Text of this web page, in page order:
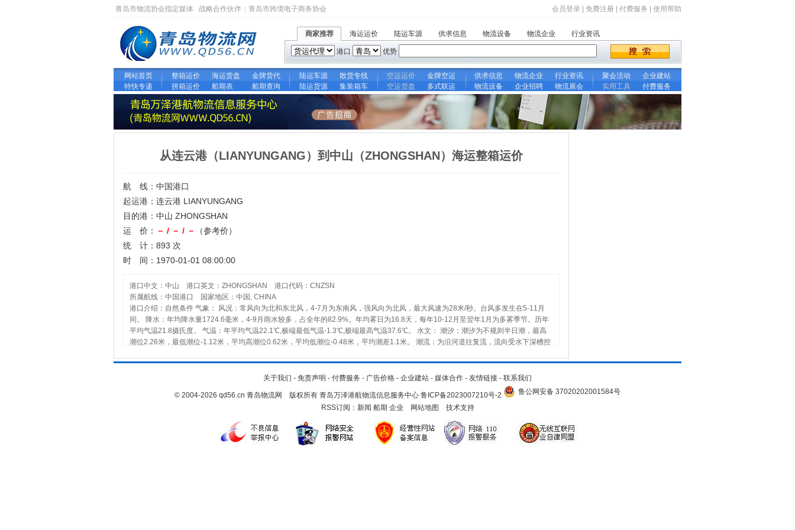
青岛市物流协会指定媒体 战略合作伙伴： 青岛市跨境电子商务协会 会员登录 免费注册 付费服务 使用帮助
商家推荐 海运运价 陆运车源 供求信息 物流设备 物流企业 行业资讯
港口 优势
网站首页 整箱运价 海运货盘 金牌货代 陆运车源 散货专线 空运运价 金牌空运 供求信息 物流企业 行业资讯 聚会活动
企业建站
特快专递
拼箱运价 船期表 船期查询 陆运货源 集装箱车 空运货盘 多式联运 物流设备 企业招聘 物流展会 实用工具 付费服务
从连云港（LIANYUNGANG）到中山（ZHONGSHAN）海运整箱运价
航 线：中国港口
起运港：连云港 LIANYUNGANG
目的港：中山 ZHONGSHAN
运 价：
－ / － / －
（参考价）
统 计：893 次
时 间：1970-01-01 08:00:00
港口中文：中山 港口英文：ZHONGSHAN 港口代码：CNZSN
所属航线：中国港口 国家地区：中国, CHINA
港口介绍：自然条件 气象： 风况：常风向为北和东北风，4-7月为东南风，强风向为北风，最大风速为28米/秒。台风多发生在5-11月
间。 降水：年均降水量1724.6毫米，4-9月雨水较多，占全年的82.9%。年均雾日为16.8天，每年10-12月至翌年1月为多雾季节。历年
平均气温21.8摄氏度。 气温：年平均气温22.1℃,极端最低气温-1.3℃,极端最高气温37.6℃。 水文： 潮汐：潮汐为不规则半日潮，最高
潮位2.26米，最低潮位-1.12米，平均高潮位0.62米，平均低潮位-0.48米，平均潮差1.1米。 潮流：为沿河道往复流，流向受水下深槽控
风速和平均高潮位组合下，波浪高度在淇澳岛东侧海面可达1.31~2.05米，茅横4号灯桩附近，可达1.07~1.48米。 交通状况 中山港交通
便利，公路运输以广（州）拱（北）、（石）歧湾（仔）为骨干线，形成四通八达的公路网，汽车通往全省各县市。 水路自中山港新港
区东出横门距香港52海里，南出磨刀门，距澳门50海里，内接珠江水系，外连伶仃水道，可通往沿海各港及国际航线。 目前，中山港已
开辟了至广州、香港、澳门、江门等港口的航线。 经济腹地 中山港的直接经济腹地是中山市，间接经济腹地是珠江三角洲经济区和西江
流域。目前，中山市有集团企业133家，其中威力、精细化工、火炬高新技术实业股份有限公司被列入广东省首批重点发展的70家大型
企业集团。 港区分布及泊位情况 中山港现有码头泊位总长1800米，其中公共港口货运码头近800米，泊位13个，包括5000吨级泊位1
个，3000吨级泊位2个，1400吨级集装箱泊位4个，1000吨级泊位2个，500吨级泊位4个。 仓储堆场及能力 公共港口仓库4座，总面积
6936平方米，堆场10处，总面积87256平方米，可同时贮放货柜3152TEU，货物11.6万吨。 装卸机械及能力 公共港口起重机械30台，
关于我们 - 免责声明 - 付费服务 - 广告价格 - 企业建站 - 媒体合作 - 友情链接 - 联系我们
© 2004-2026 qd56.cn 青岛物流网 版权所有 青岛万泽港航物流信息服务中心 鲁ICP备2023007210号-2
鲁公网安备 37020202001584号
RSS订阅： 新闻 船期 企业 网站地图 技术支持